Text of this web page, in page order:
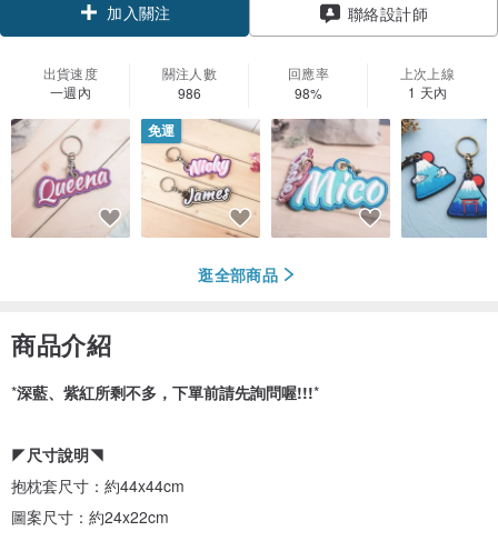
加入關注 聯絡設計師
出貨速度
一週內
關注人數
986
回應率
98%
上次上線
1 天內
免運
逛全部商品
商品介紹
*深藍、紫紅所剩不多，下單前請先詢問喔!!!*
◤尺寸說明◥
抱枕套尺寸：約44x44cm
圖案尺寸：約24x22cm